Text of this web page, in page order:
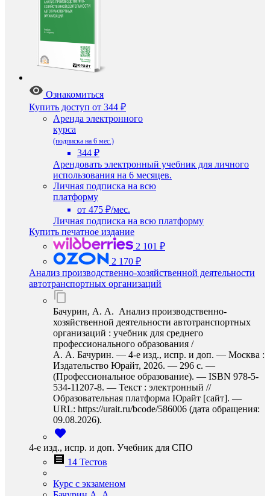
Ознакомиться
Купить доступ от 344 ₽
Аренда электронного
курса
(подписка на 6 мес.)
344 ₽
Арендовать электронный учебник для личного
использования на 6 месяцев.
Личная подписка на всю
платформу
от 475 ₽/мес.
Личная подписка на всю платформу
Купить печатное издание
2 101 ₽
2 170 ₽
Анализ производственно-хозяйственной деятельности
автотранспортных организаций
Бачурин, А. А. Анализ производственно-
хозяйственной деятельности автотранспортных
организаций : учебник для среднего
профессионального образования /
А. А. Бачурин. — 4-е изд., испр. и доп. — Москва :
Издательство Юрайт, 2026. — 296 с. —
(Профессиональное образование). — ISBN 978-5-
534-11207-8. — Текст : электронный //
Образовательная платформа Юрайт [сайт]. —
URL: https://urait.ru/bcode/586006 (дата обращения:
09.08.2026).
4-е изд., испр. и доп. Учебник для СПО
14 Тестов
Курс с экзаменом